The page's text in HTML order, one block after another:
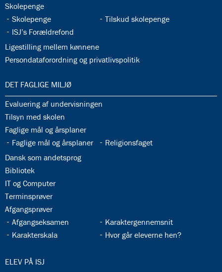
32.32:
Skolepenge
32.33:
Skolepenge 32.34:
Tilskud skolepenge
32.35:
ISJ’s Forældrefond
32.36:
Ligestilling mellem kønnene
32.37:
Persondataforordning og privatlivspolitik
33.0:
DET FAGLIGE MILJØ
33.1:
Evaluering af undervisningen
33.2:
Tilsyn med skolen
33.3:
Faglige mål og årsplaner
33.4:
Faglige mål og årsplaner 33.5:
Religionsfaget
33.6:
Dansk som andetsprog
33.7:
Bibliotek
33.8:
IT og Computer
33.9:
Terminsprøver
33.10:
Afgangsprøver
33.11:
Afgangseksamen 33.12:
Karaktergennemsnit
33.13:
Karakterskala 33.14:
Hvor går eleverne hen?
34.0:
ELEV PÅ ISJ